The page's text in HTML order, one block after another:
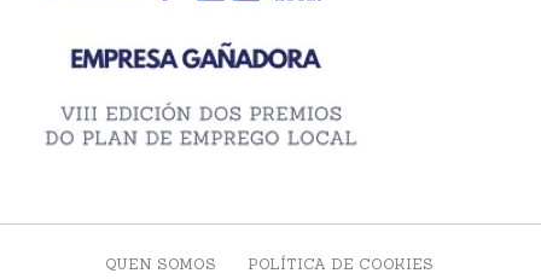
QUEN SOMOS POLÍTICA DE COOKIES